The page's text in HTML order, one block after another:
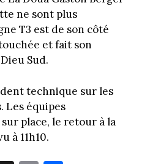
ne sont plus
T3 est de son côté
et fait son
Sud.
technique sur les
Les équipes
place, le retour à la
à 11h10.